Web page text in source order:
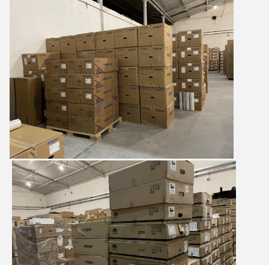
Majiang
11:44 AM